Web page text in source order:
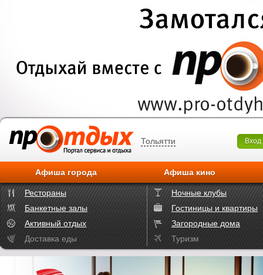
Тольятти Вход
Афиша города Афиша кино
Рестораны
Ночные клубы
Банкетные залы
Гостиницы и квартиры
Активный отдых
Загородные дома
Доставка еды
Туризм